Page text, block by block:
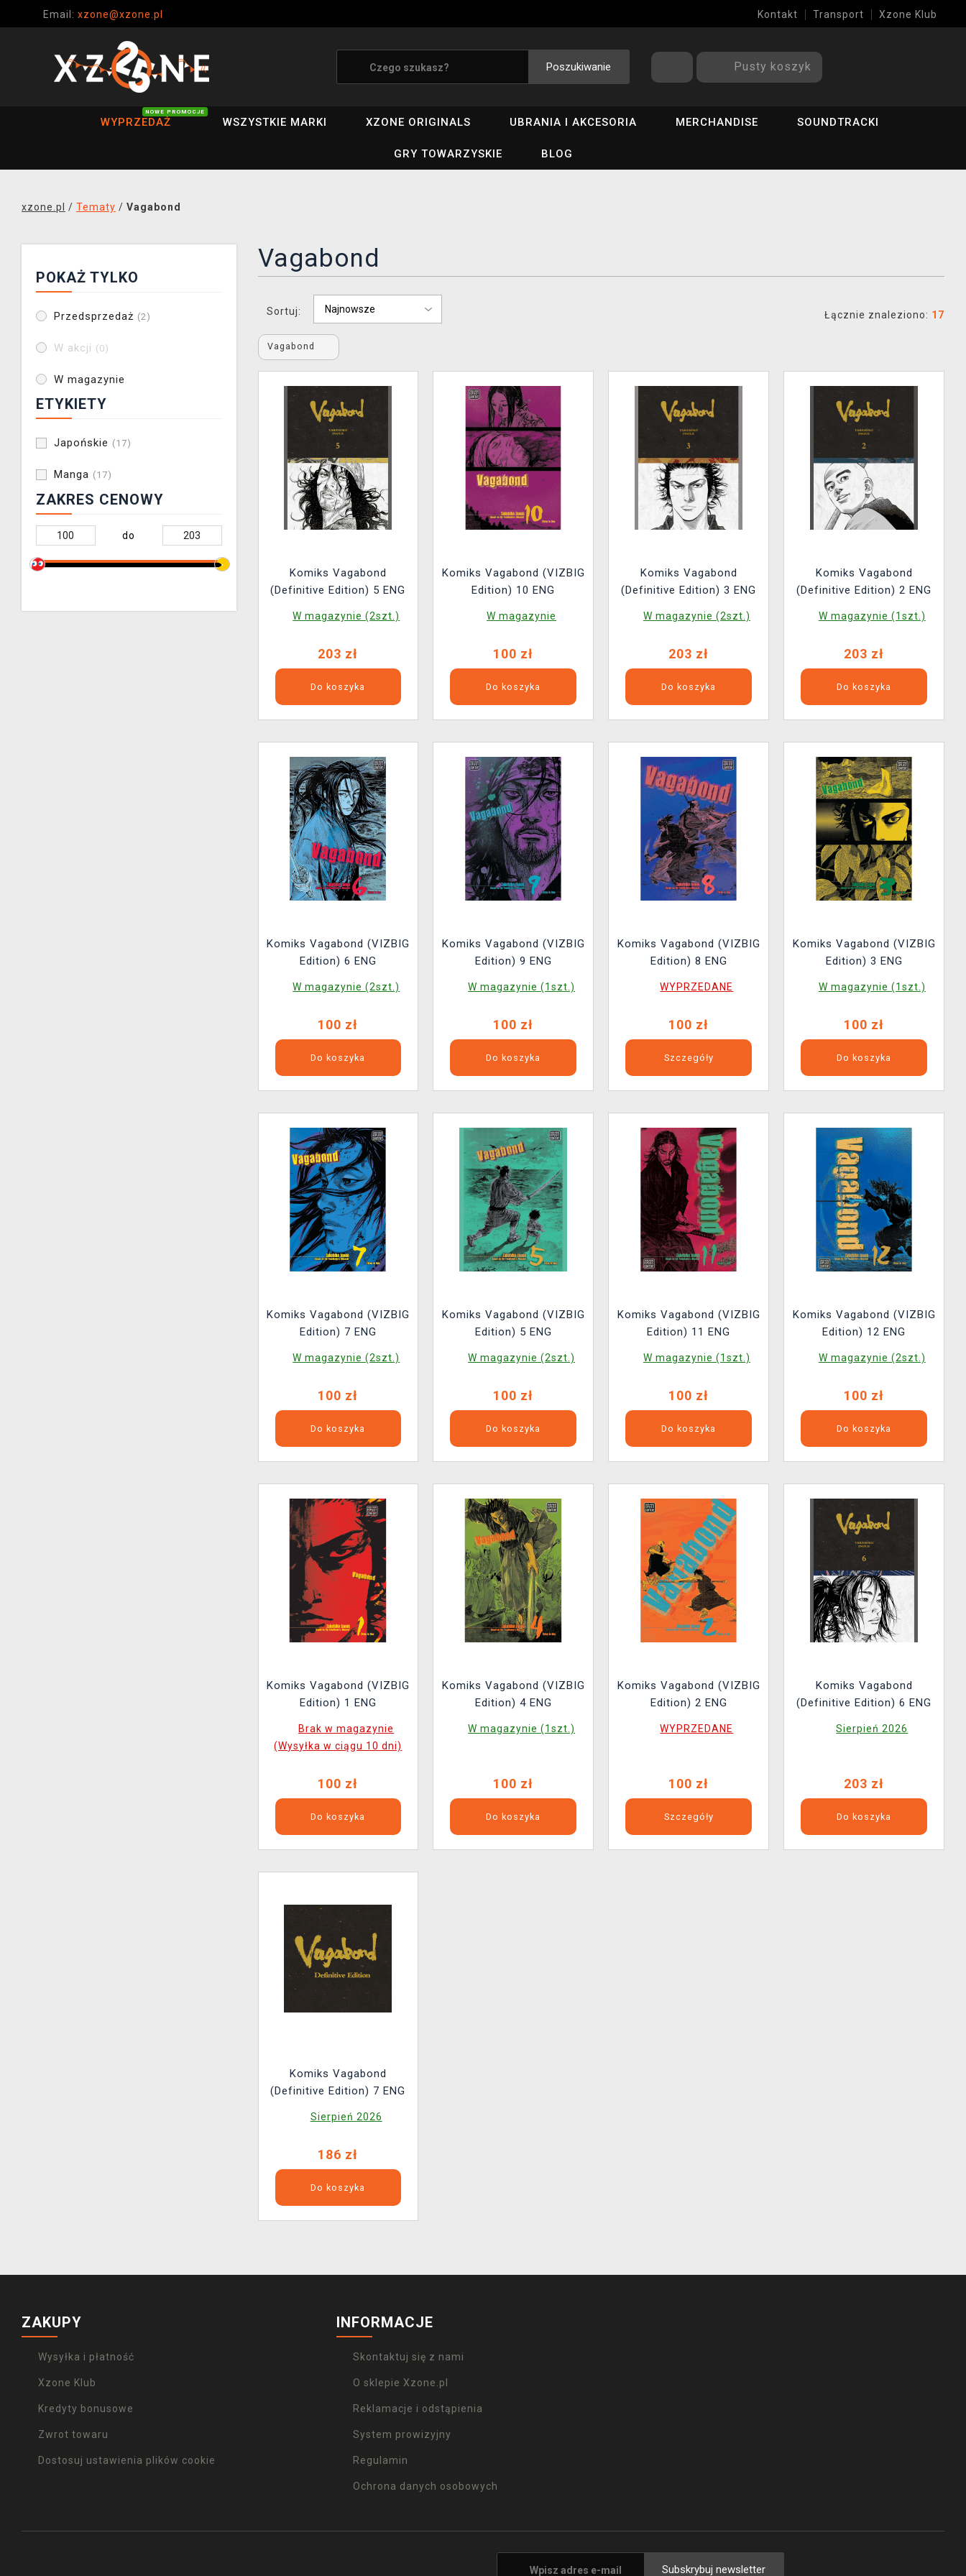
Email: xzone@xzone.pl Kontakt Transport Xzone Klub
Poszukiwanie Pusty koszyk
WYPRZEDAŻ
NOWE PROMOCJE
WSZYSTKIE MARKI XZONE ORIGINALS UBRANIA I AKCESORIA MERCHANDISE SOUNDTRACKI
GRY TOWARZYSKIE BLOG
xzone.pl / Tematy / Vagabond
POKAŻ TYLKO
Przedsprzedaż (2)
W akcji (0)
W magazynie
ETYKIETY
Japońskie (17)
Manga (17)
ZAKRES CENOWY
do
Vagabond
Sortuj: Łącznie znaleziono: 17
Vagabond
Komiks Vagabond
(Definitive Edition) 5 ENG
W magazynie (2szt.)
203 zł
Do koszyka
Komiks Vagabond (VIZBIG
Edition) 10 ENG
W magazynie
100 zł
Do koszyka
Komiks Vagabond
(Definitive Edition) 3 ENG
W magazynie (2szt.)
203 zł
Do koszyka
Komiks Vagabond
(Definitive Edition) 2 ENG
W magazynie (1szt.)
203 zł
Do koszyka
Komiks Vagabond (VIZBIG
Edition) 6 ENG
W magazynie (2szt.)
100 zł
Do koszyka
Komiks Vagabond (VIZBIG
Edition) 9 ENG
W magazynie (1szt.)
100 zł
Do koszyka
Komiks Vagabond (VIZBIG
Edition) 8 ENG
WYPRZEDANE
100 zł
Szczegóły
Komiks Vagabond (VIZBIG
Edition) 3 ENG
W magazynie (1szt.)
100 zł
Do koszyka
Komiks Vagabond (VIZBIG
Edition) 7 ENG
W magazynie (2szt.)
100 zł
Do koszyka
Komiks Vagabond (VIZBIG
Edition) 5 ENG
W magazynie (2szt.)
100 zł
Do koszyka
Komiks Vagabond (VIZBIG
Edition) 11 ENG
W magazynie (1szt.)
100 zł
Do koszyka
Komiks Vagabond (VIZBIG
Edition) 12 ENG
W magazynie (2szt.)
100 zł
Do koszyka
Komiks Vagabond (VIZBIG
Edition) 1 ENG
Brak w magazynie
(Wysyłka w ciągu 10 dni)
100 zł
Do koszyka
Komiks Vagabond (VIZBIG
Edition) 4 ENG
W magazynie (1szt.)
100 zł
Do koszyka
Komiks Vagabond (VIZBIG
Edition) 2 ENG
WYPRZEDANE
100 zł
Szczegóły
Komiks Vagabond
(Definitive Edition) 6 ENG
Sierpień 2026
203 zł
Do koszyka
Komiks Vagabond
(Definitive Edition) 7 ENG
Sierpień 2026
186 zł
Do koszyka
ZAKUPY
Wysyłka i płatność
Xzone Klub
Kredyty bonusowe
Zwrot towaru
Dostosuj ustawienia plików cookie
INFORMACJE
Skontaktuj się z nami
O sklepie Xzone.pl
Reklamacje i odstąpienia
System prowizyjny
Regulamin
Ochrona danych osobowych
Subskrybuj newsletter